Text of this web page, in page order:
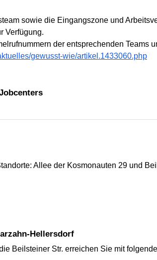
sowie die Eingangszone und
Verfügung.
der entsprechenden Teams
gewusst-wie/artikel.1433060.php
Allee der Kosmonauten 29 und
Hellersdorf
Beilsteiner Str. erreichen Sie mit